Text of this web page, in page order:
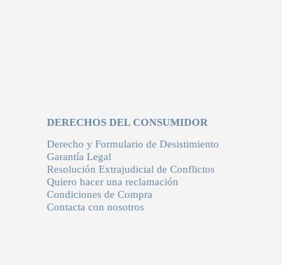
DERECHOS DEL CONSUMIDOR
Derecho y Formulario de Desistimiento
Garantía Legal
Resolución Extrajudicial de Conflictos
Quiero hacer una reclamación
Condiciones de Compra
Contacta con nosotros